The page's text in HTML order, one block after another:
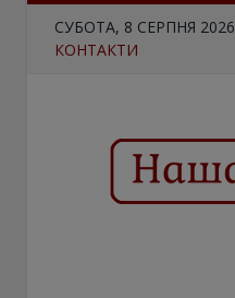
СУБОТА, 8 СЕРПНЯ 2026
КОНТАКТИ